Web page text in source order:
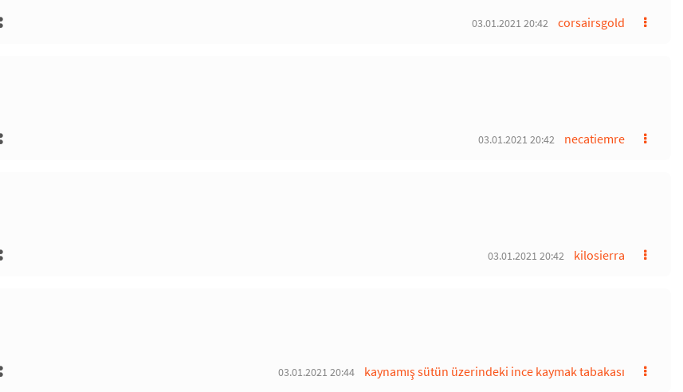
corsairsgold
03.01.2021 20:42
necatiemre
03.01.2021 20:42
kilosierra
03.01.2021 20:42
kaynamış sütün üzerindeki ince kaymak tabakası
03.01.2021 20:44